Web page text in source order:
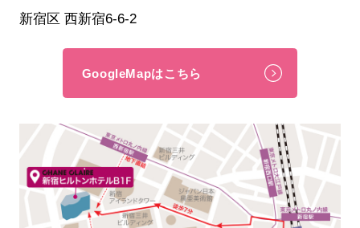
新宿区 西新宿6-6-2
GoogleMapはこちら